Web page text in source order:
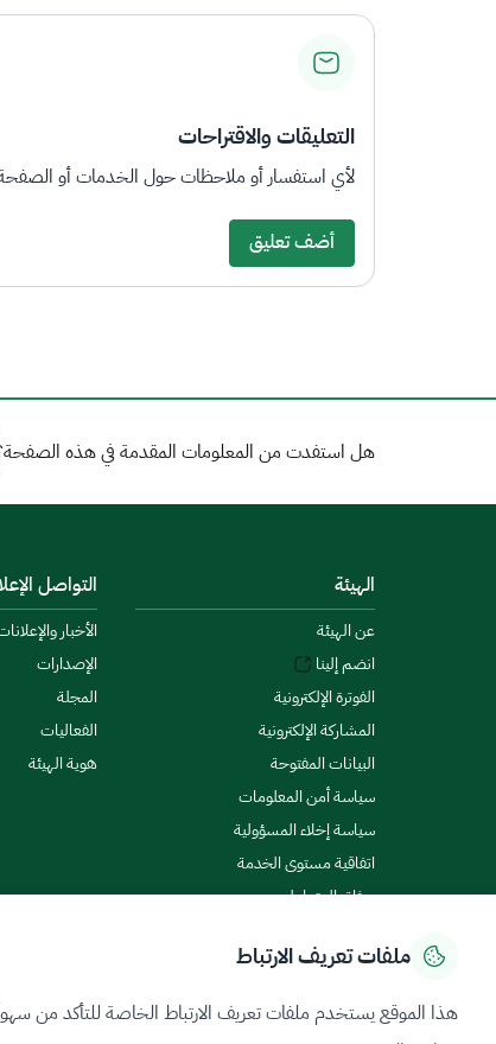
التعليقات والاقتراحات
لأي استفسار أو ملاحظات حول الخدمات أو الصفحة
أضف تعليق
هل استفدت من المعلومات المقدمة في هذه
الهيئة
عن الهيئة
انضم إلينا
الفوترة الإلكترونية
المشاركة الإلكترونية
البيانات المفتوحة
سياسة أمن المعلومات
سياسة إخلاء المسؤولية
اتفاقية مستوى الخدمة
ميثاق المتعاملين
التواصل
الأخبار
الإصدارات
المجلة
الفعاليات
هوية الهيئة
ملفات تعريف الارتباط
هذا الموقع يستخدم ملفات تعريف الارتباط الخاصة للتأكد من